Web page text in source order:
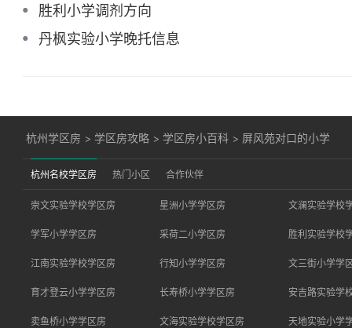
胜利小学调剂方向
丹枫实验小学晚托信息
杭州学区房 > 学区房攻略 > 学区房小百科 > 屏风苑对口的小学
杭州名校学区房 热门小区 合作伙伴
崇文实验学校学区房 星洲小学学区房 文澜实验学校
学军小学学区房 采荷二小学区房 胜利实验学校
江南实验学校学区房 行知小学学区房 文三街小学学
育才登云小学学区房 长寿桥小学学区房 安吉路实验学
卖鱼桥小学学区房 文海实验学校学区房 天地实验小学